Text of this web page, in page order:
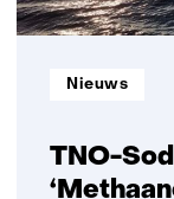
TNO-
Informatietype:
Nieuws